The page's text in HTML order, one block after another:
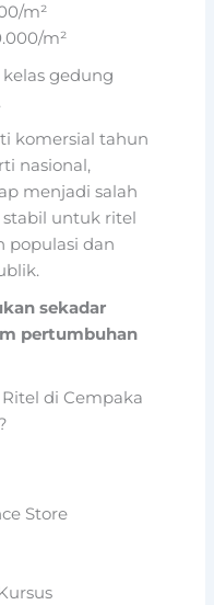
m²
m²
gedung
komersial tahun
nasional,
menjadi salah
untuk ritel
populasi dan
sekadar
pertumbuhan
di Cempaka
Store